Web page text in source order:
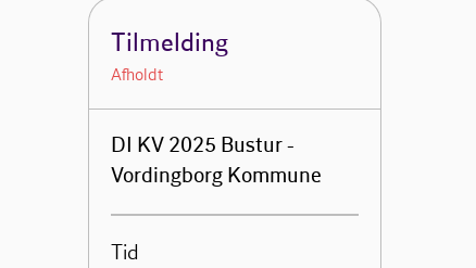
Tilmelding
Afholdt
DI KV 2025 Bustur -
Vordingborg Kommune
Tid